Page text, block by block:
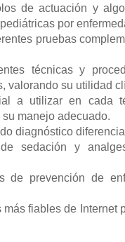
de actuación y
por
pruebas
técnicas y
valorando su utilidad
a utilizar en cada
manejo adecuado.
diagnóstico
sedación y
de prevención de
fiables de Internet